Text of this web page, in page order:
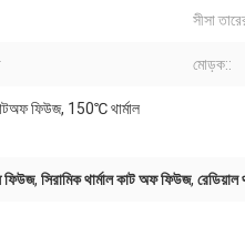
সীসা
মোড়ক::
ফিউজ, 150℃ থার্মাল
ফিউজ, সিরামিক থার্মাল কাট অফ ফিউজ, রেডিয়াল